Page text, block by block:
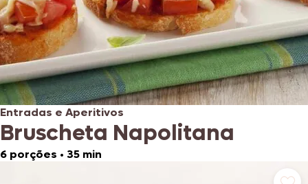
Entradas e Aperitivos
Bruscheta Napolitana
6 porções • 35 min